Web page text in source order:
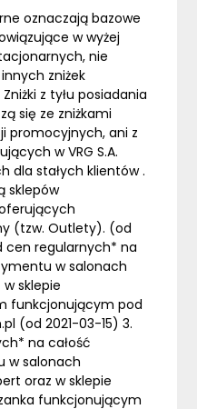
oznaczają bazowe
w wyżej
nie
zniżek
z tyłu posiadania
się ze zniżkami
promocyjnych, ani z
w VRG S.A.
dla stałych klientów .
sklepów
(tzw. Outlety). (od
cen regularnych* na
w salonach
sklepie
funkcjonującym pod
(od 2021-03-15) 3.
na całość
w salonach
oraz w sklepie
funkcjonującym